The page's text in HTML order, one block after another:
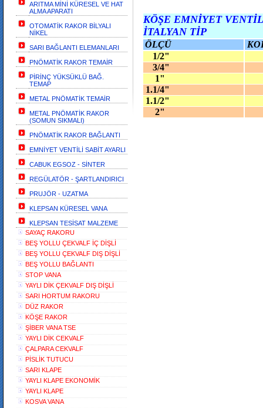
ARITMA MİNİ KÜRESEL VE HAT
ALMA APARATI
OTOMATİK RAKOR BİLYALI
NİKEL
SARI BAĞLANTI ELEMANLARI
PNÖMATİK RAKOR TEMAİR
PİRİNÇ YÜKSÜKLÜ BAĞ.
TEMAP
METAL PNÖMATİK TEMAİR
METAL PNÖMATİK RAKOR
(SOMUN SIKMALI)
PNÖMATİK RAKOR BAĞLANTI
EMNİYET VENTİLİ SABİT AYARLI
CABUK EGSOZ - SİNTER
REGÜLATÖR - ŞARTLANDIRICI
PRUJÖR - UZATMA
KLEPSAN KÜRESEL VANA
KLEPSAN TESİSAT MALZEME
SAYAÇ RAKORU
BEŞ YOLLU ÇEKVALF İÇ DİŞLİ
BEŞ YOLLU ÇEKVALF DIŞ DİŞLİ
BEŞ YOLLU BAĞLANTI
STOP VANA
YAYLI DİK ÇEKVALF DIŞ DİŞLİ
SARI HORTUM RAKORU
DÜZ RAKOR
KÖŞE RAKOR
ŞİBER VANA TSE
YAYLI DİK CEKVALF
ÇALPARA CEKVALF
PİSLİK TUTUCU
SARI KLAPE
YAYLI KLAPE EKONOMİK
YAYLI KLAPE
KOSVA VANA
KÖŞE EMNİYET
İTALYAN TİP
ÖLÇÜ
1/2"
3/4"
1"
1.1/4"
1.1/2"
2"